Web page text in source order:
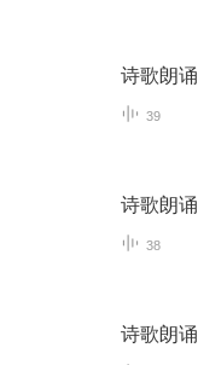
诗歌朗诵
39
诗歌朗诵
38
诗歌朗诵